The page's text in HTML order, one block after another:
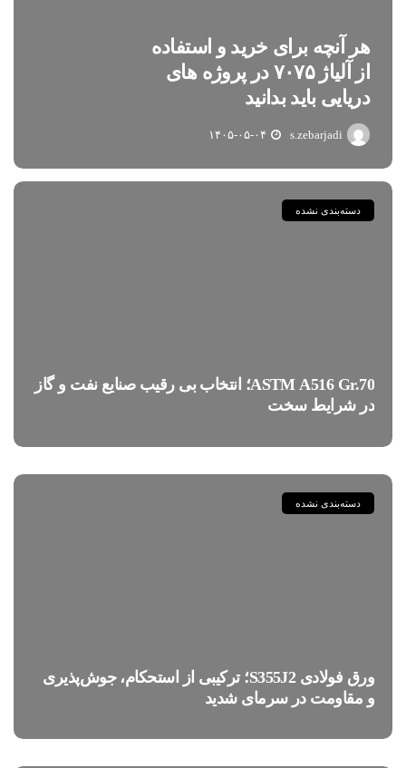
هر آنچه برای خرید و استفاده
از آلیاژ ۷۰۷۵ در پروژه های
دریایی باید بدانید
s.zebarjadi ۱۴۰۵-۰۵-۰۴
دسته‌بندی نشده
ASTM A516 Gr.70؛ انتخاب بی رقیب صنایع نفت و گاز
در شرایط سخت
دسته‌بندی نشده
ورق فولادی S355J2؛ ترکیبی از استحکام، جوش‌پذیری
و مقاومت در سرمای شدید